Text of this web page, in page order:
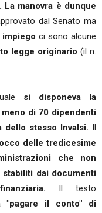
La manovra è dunque
dal Senato ma
ci sono alcune
legge originario (il n.
si disponeva la
di 70 dipendenti
dello stesso Invalsi. Il
delle tredicesime
che non
dai documenti
Il testo
"pagare il conto" di